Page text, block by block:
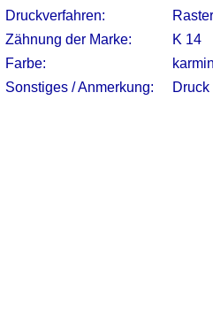
Druckverfahren:
Zähnung der Marke:
K 14
Farbe:
karmin
Sonstiges / Anmerkung: